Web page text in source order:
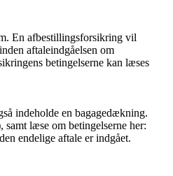
En afbestillingsforsikring vil
aftaleindgåelsen om
betingelserne kan læses
indeholde en bagagedækning.
samt læse om betingelserne her:
endelige aftale er indgået.